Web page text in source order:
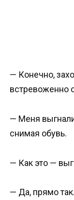
— Конечно,
встревоженно
— Меня
снимая обувь.
— Как это —
— Да, прямо